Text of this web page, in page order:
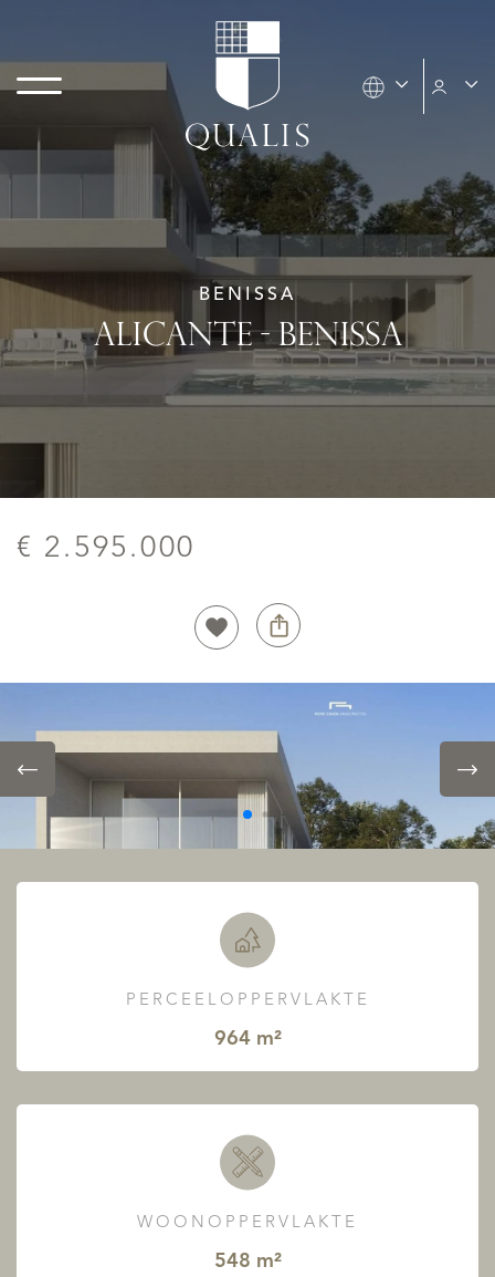
BENISSA
ALICANTE - BENISSA
€ 2.595.000
PERCEELOPPERVLAKTE
964 m²
WOONOPPERVLAKTE
548 m²